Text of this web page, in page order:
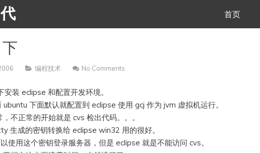
Skip
首页
编程技术 No Comments
装 eclipse 和配置开发环境。
下面默认就配置到 eclipse 使用 gcj 作为 jvm 虚拟机运行。
不正常的开始就是 cvs 检出代码。。。
生成的密钥转换给 eclipse win32 用的很好。
使用这个密钥登录服务器，但是 eclipse 就是不能访问 cvs。